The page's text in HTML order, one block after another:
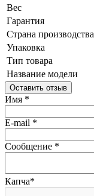
Вес
Гарантия
Страна производства
Упаковка
Тип товара
Название модели
Оставить отзыв
Имя *
E-mail *
Сообщение *
Капча*